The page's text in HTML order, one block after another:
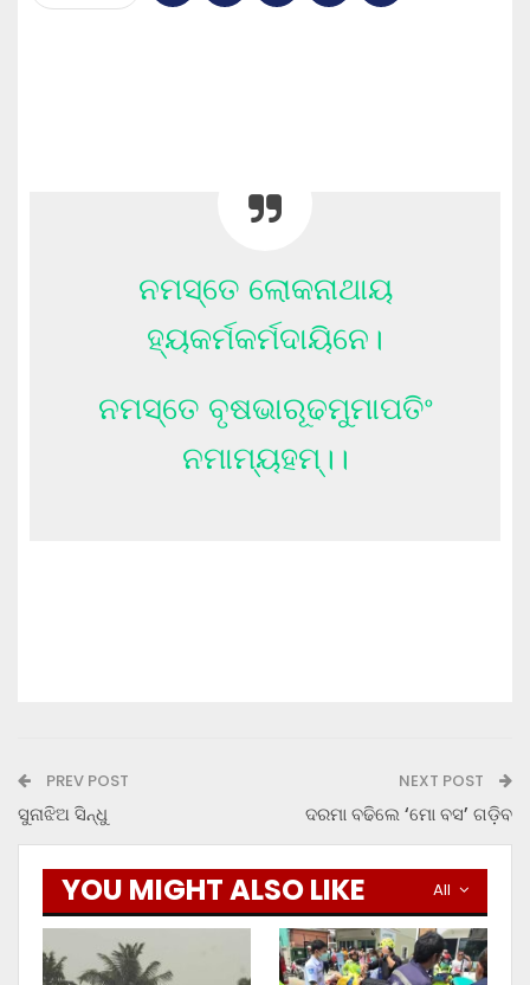
ନମସ୍ତେ ଲୋକନାଥାୟ
ହ୍ୟକର୍ମକର୍ମଦାୟିନେ।
ନମସ୍ତେ ବୃଷଭାରୂଢମୁମାପତିଂ
ନମାମ୍ୟହମ୍।।
PREV POST
ସୁନାଝିଅ ସିନ୍ଧୁ
NEXT POST
ଦରମା ବଢିଲେ ‘ମୋ ବସ’ ଗଡ଼ିବ
All
YOU MIGHT ALSO LIKE